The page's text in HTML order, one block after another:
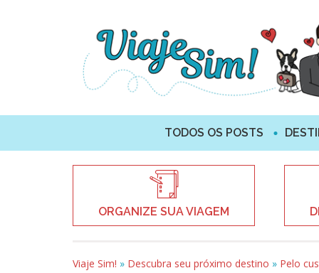
TODOS OS POSTS
ORGANIZE SUA VIAGEM
Viaje Sim! » Descubra seu próximo destino » Pelo